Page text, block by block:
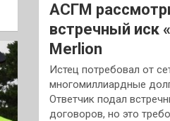
АСГМ
встречный иск
Merlion
Истец потребовал от
многомиллиардные
Ответчик подал
договоров, но это